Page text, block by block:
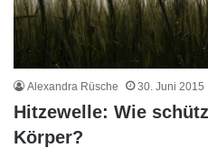
Alexandra Rüsche 30. Juni 2015
Hitzewelle: Wie
Körper?